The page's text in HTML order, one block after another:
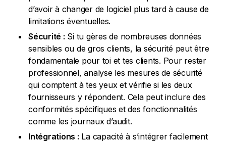
d’avoir à changer de logiciel plus tard à cause de
limitations éventuelles.
Sécurité : Si tu gères de nombreuses données
sensibles ou de gros clients, la sécurité peut être
fondamentale pour toi et tes clients. Pour rester
professionnel, analyse les mesures de sécurité
qui comptent à tes yeux et vérifie si les deux
fournisseurs y répondent. Cela peut inclure des
conformités spécifiques et des fonctionnalités
comme les journaux d’audit.
Intégrations : La capacité à s’intégrer facilement